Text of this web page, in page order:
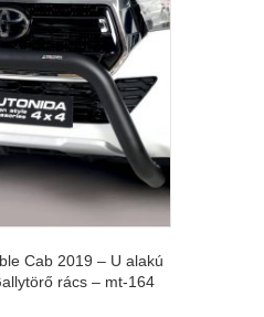
Cab 2019 – U alakú
rács – mt-164